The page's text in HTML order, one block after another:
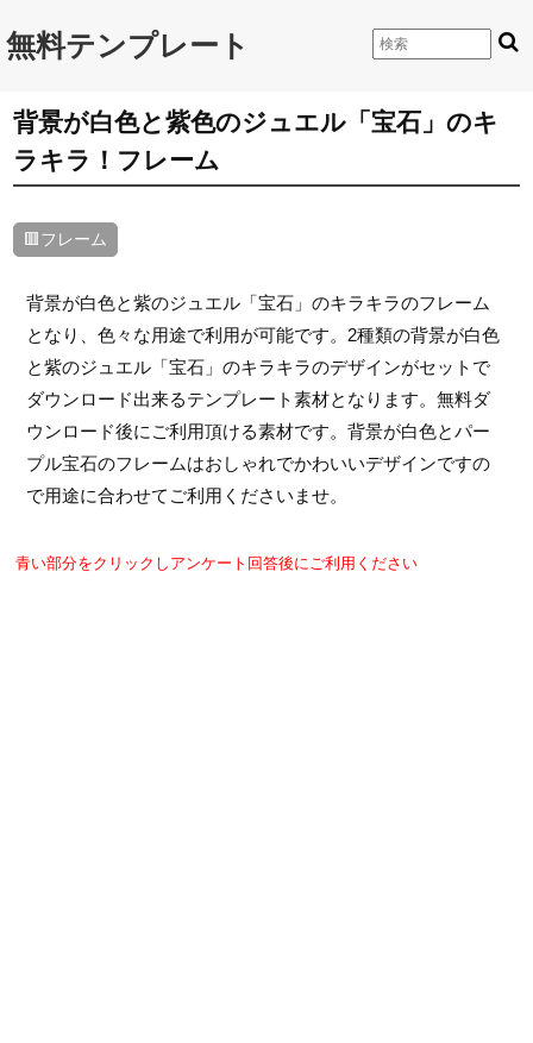
無料テンプレート
背景が白色と紫色のジュエル「宝石」のキ
ラキラ！フレーム
🟥フレーム
背景が白色と紫のジュエル「宝石」のキラキラのフレーム
となり、色々な用途で利用が可能です。2種類の背景が白色
と紫のジュエル「宝石」のキラキラのデザインがセットで
ダウンロード出来るテンプレート素材となります。無料ダ
ウンロード後にご利用頂ける素材です。背景が白色とパー
プル宝石のフレームはおしゃれでかわいいデザインですの
で用途に合わせてご利用くださいませ。
青い部分をクリックしアンケート回答後にご利用ください